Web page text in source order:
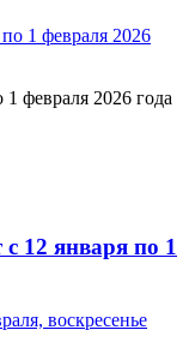
февраля 2026 года
12 января по 1